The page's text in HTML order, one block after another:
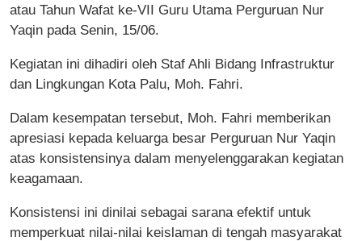
atau Tahun Wafat ke-VII Guru Utama Perguruan Nur
Yaqin pada Senin, 15/06.
Kegiatan ini dihadiri oleh Staf Ahli Bidang Infrastruktur
dan Lingkungan Kota Palu, Moh. Fahri.
Dalam kesempatan tersebut, Moh. Fahri memberikan
apresiasi kepada keluarga besar Perguruan Nur Yaqin
atas konsistensinya dalam menyelenggarakan kegiatan
keagamaan.
Konsistensi ini dinilai sebagai sarana efektif untuk
memperkuat nilai-nilai keislaman di tengah masyarakat